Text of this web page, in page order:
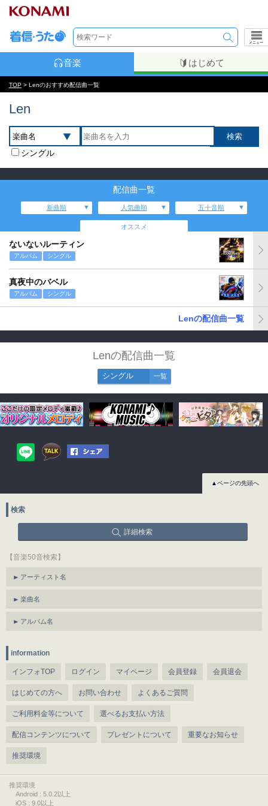
メニュー
音楽 はじめて
TOP > Lenのおすすめ配信曲一覧
Len
シングル
配信曲一覧
新曲順 人気曲順 五十音順
オススメ
ないないルーティン
アルバム シングル
真夜中のバベル
アルバム シングル
Lenの配信曲一覧
Lenの配信曲一覧
シングル 一覧
▲ページの先頭へ
検索
詳細検索
【音楽50音検索】
アーティスト名
楽曲名
アルバム名
information
インフォTOP ログイン マイページ 会員登録 会員退会
はじめての方へ お問い合わせ よくあるご質問
ご利用料金等について 選べるお支払い方法
配信コンテンツについて プレゼントについて 重要なお知らせ
推奨環境
推奨環境
Android : 5.0.2以上
iOS : 9.0以上